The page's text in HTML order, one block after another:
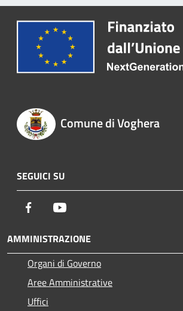
Comune di Voghera
SEGUICI SU
Facebook
AMMINISTRAZIONE
Organi di Governo
Aree Amministrative
Uffici